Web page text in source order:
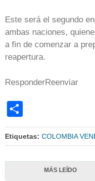
Este será el segundo
ambas naciones,
a fin de comenzar a
reapertura.
ResponderReenviar
Etiquetas: COLOMBIA
MÁS LEÍDO